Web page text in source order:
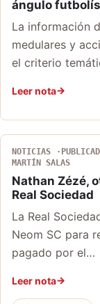
ángulo
La información
medulares y
el criterio
Leer nota
NOTICIAS
MARTÍN SALAS
Nathan Zézé,
Real Sociedad
La Real
Neom SC para
pagado por el…
Leer nota